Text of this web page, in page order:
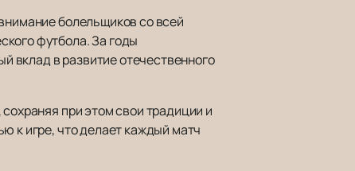
болельщиков со всей
футбола. За годы
вклад в развитие отечественного
при этом свои традиции и
к игре, что делает каждый матч